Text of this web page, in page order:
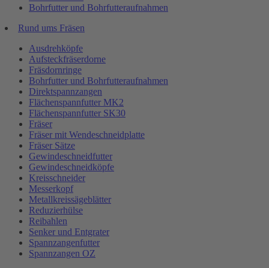
Bohrfutter und Bohrfutteraufnahmen
Rund ums Fräsen
Ausdrehköpfe
Aufsteckfräserdorne
Fräsdornringe
Bohrfutter und Bohrfutteraufnahmen
Direktspannzangen
Flächenspannfutter MK2
Flächenspannfutter SK30
Fräser
Fräser mit Wendeschneidplatte
Fräser Sätze
Gewindeschneidfutter
Gewindeschneidköpfe
Kreisschneider
Messerkopf
Metallkreissägeblätter
Reduzierhülse
Reibahlen
Senker und Entgrater
Spannzangenfutter
Spannzangen OZ